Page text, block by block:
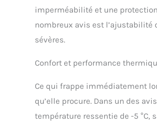
imperméabilité et une
nombreux avis est l’ajustabilité
sévères.
Confort et performance
Ce qui frappe immédiatement
qu’elle procure. Dans un des
température ressentie de -5